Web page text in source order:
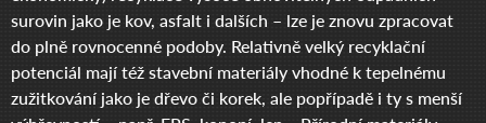
surovin jako je kov, asfalt i dalších – lze je znovu zpracovat
do plně rovnocenné podoby. Relativně velký recyklační
potenciál mají též stavební materiály vhodné k tepelnému
zužitkování jako je dřevo či korek, ale popřípadě i ty s menší